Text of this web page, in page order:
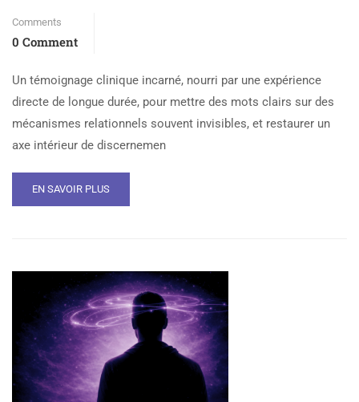
Comments
0 Comment
Un témoignage clinique incarné, nourri par une expérience
directe de longue durée, pour mettre des mots clairs sur des
mécanismes relationnels souvent invisibles, et restaurer un
axe intérieur de discernemen
EN SAVOIR PLUS